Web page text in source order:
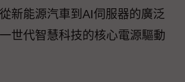
新能源汽車到AI伺服器的廣泛
世代智慧科技的核心電源驅動